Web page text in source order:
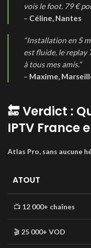
vois le foot. 79 €
– Céline, Nantes
“Installation en 5
est fluide, le replay
à tous mes amis.”
– Maxime,
🔚 Verdict :
IPTV France
Atlas Pro, sans aucune
ATOUT
📺 12 000+ chaînes
🎬 25 000+ VOD